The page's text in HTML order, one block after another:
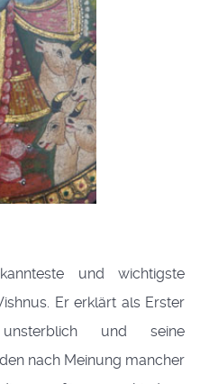
und wichtigste
Er erklärt als Erster
und seine
nach Meinung mancher